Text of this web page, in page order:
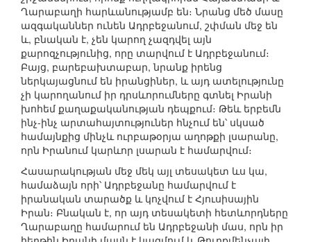
Ղարաբաղի հարևանությամբ են։ Նրանց մեծ մասը
ազգականներ ունեն Ադրբեջանում, շփման մեջ են
և, բնական է, չեն կարող չազդվել այն
քարոզչությունից, որը տարվում է Ադրբեջանում։
Բայց, բարեբախտաբար, նրանք իրենց
ներկայացնում են իրանցիներ, և այդ ատելությունը
չի կարողանում իր դրսևորումները գտնել Իրանի
խոհեմ քաղաքականության դեպքում։ Թեև երբեմն
ինչ-ինչ արտահայտություներ հնչում են՝ սկսած
համայնքից մինչև ուրբաթօրյա աղոթքի լսարանը,
որն Իրանում կարևոր լսարան է համարվում։
Հասարակության մեջ մեկ այլ տեսակետ ևս կա,
համաձայն որի՝ Ադրբեջանը համարվում է
իրանական տարածք և կոչվում է Հյուսիսային
Իրան։ Բնական է, որ այդ տեսակետի հետևորդները
Ղարաբաղը համարում են Ադրբեջանի մաս, որն իր